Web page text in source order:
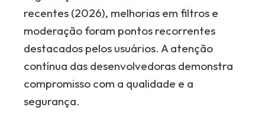
recentes (2026), melhorias em filtros e
moderação foram pontos recorrentes
destacados pelos usuários. A atenção
contínua das desenvolvedoras demonstra
compromisso com a qualidade e a
segurança.